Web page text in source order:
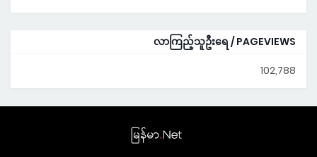
လာကြည့်သူဦးရေ / PAGEVIEWS
102,788